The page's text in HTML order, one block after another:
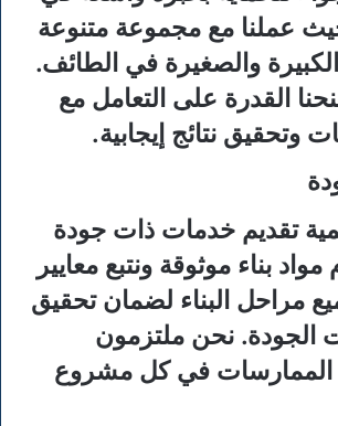
عملنا مع مجموعة متنوعة
والصغيرة في الطائف.
القدرة على التعامل مع
وتحقيق نتائج إيجابية.
تقديم خدمات ذات جودة
بناء موثوقة ونتبع معايير
مراحل البناء لضمان تحقيق
الجودة. نحن ملتزمون
الممارسات في كل مشروع